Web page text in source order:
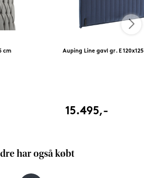
cm Auping Line gavl gr. E
15.495,-
har også købt